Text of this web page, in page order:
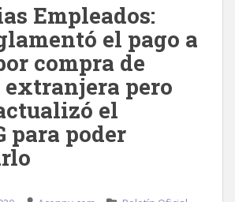
Empleados:
el pago a
compra de
extranjera pero
el
para poder